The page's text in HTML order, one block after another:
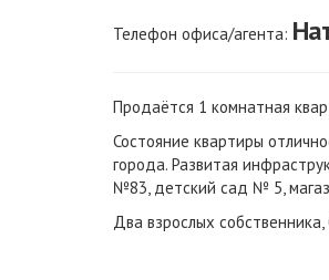
Телефон офиса/агента:
Продаётся 1 комнатная
Состояние квартиры
города. Развитая
№83, детский сад № 5,
Два взрослых